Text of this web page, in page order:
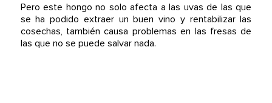
Pero este hongo no solo afecta a las uvas de las que
se ha podido extraer un buen vino y rentabilizar las
cosechas, también causa problemas en las fresas de
las que no se puede salvar nada.